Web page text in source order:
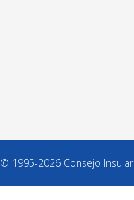
© 1995-2026 Consejo